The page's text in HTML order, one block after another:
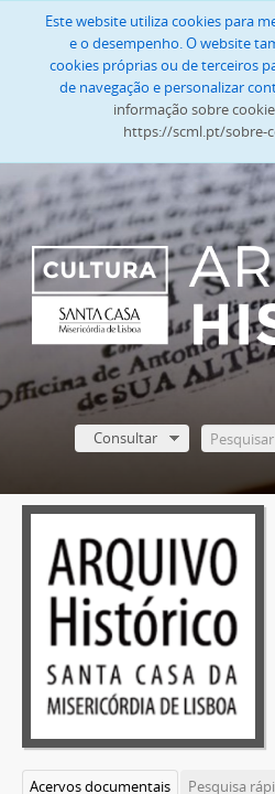
Este website utiliza cookies para
e o desempenho. O website
cookies próprias ou de terceiros
de navegação e personalizar
informação sobre
https://scml.pt/sobre-
Consultar
Acervos documentais
Pesquisa